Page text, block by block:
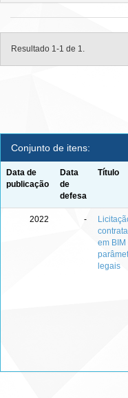
Resultado 1-1 de 1.
Conjunto de itens:
Data de
publicação
Data
de
defesa
Título
2022 -
em BIM
legais